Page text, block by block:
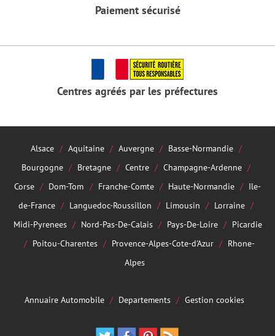
Paiement sécurisé
Centres agréés par les préfectures
Alsace Aquitaine Auvergne
Basse-Normandie
Bourgogne
Bretagne Centre
Champagne-Ardenne
Corse
Dom-Tom Franche-Comte Haute-Normandie
Ile-
de-France
Languedoc-Roussillon Limousin
Lorraine
Midi-Pyrenees
Nord-Pas-De-Calais Pays-De-Loire
Picardie
Poitou-Charentes
Provence-Alpes-Cote-d'Azur
Rhone-
Alpes
Annuaire Automobile Departements Gestion cookies